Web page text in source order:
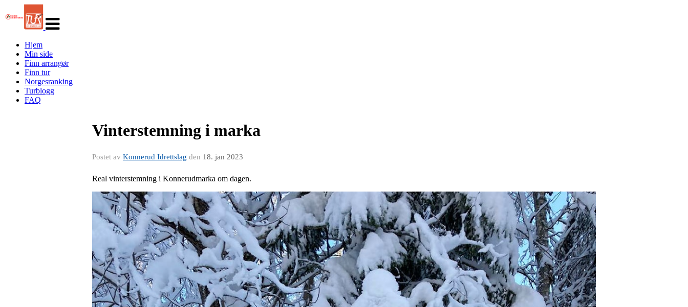
navigasjon
Hjem
Min side
Finn arrangør
Finn tur
Norgesranking
Turblogg
FAQ
Vinterstemning i marka
Postet av Konnerud Idrettslag den 18. jan 2023
Real vinterstemning i Konnerudmarka om dagen.